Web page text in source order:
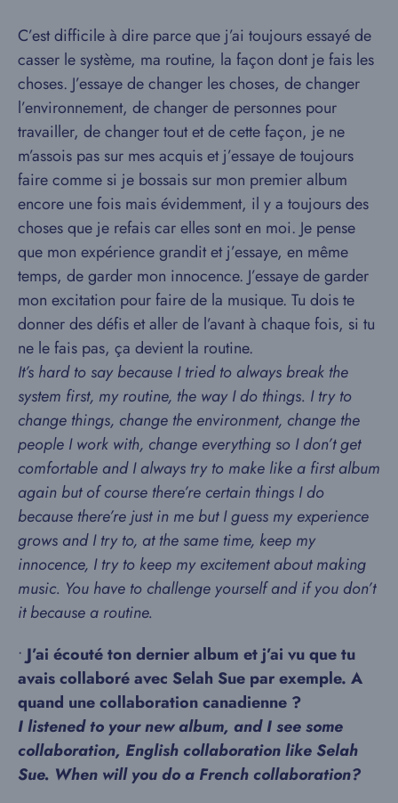
C’est difficile à dire parce que j’ai toujours essayé de
casser le système, ma routine, la façon dont je fais les
choses. J’essaye de changer les choses, de changer
l’environnement, de changer de personnes pour
travailler, de changer tout et de cette façon, je ne
m’assois pas sur mes acquis et j’essaye de toujours
faire comme si je bossais sur mon premier album
encore une fois mais évidemment, il y a toujours des
choses que je refais car elles sont en moi. Je pense
que mon expérience grandit et j’essaye, en même
temps, de garder mon innocence. J’essaye de garder
mon excitation pour faire de la musique. Tu dois te
donner des défis et aller de l’avant à chaque fois, si tu
ne le fais pas, ça devient la routine.
It’s hard to say because I tried to always break the
system first, my routine, the way I do things. I try to
change things, change the environment, change the
people I work with, change everything so I don’t get
comfortable and I always try to make like a first album
again but of course there’re certain things I do
because there’re just in me but I guess my experience
grows and I try to, at the same time, keep my
innocence, I try to keep my excitement about making
music. You have to challenge yourself and if you don’t
it because a routine.
• J’ai écouté ton dernier album et j’ai vu que tu
avais collaboré avec Selah Sue par exemple. A
quand une collaboration canadienne ?
I listened to your new album, and I see some
collaboration, English collaboration like Selah
Sue. When will you do a French collaboration?